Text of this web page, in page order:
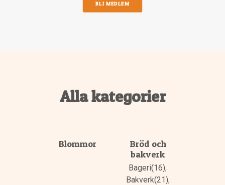
BLI MEDLEM
Alla kategorier
Blommor
Bröd och
bakverk
Bageri(16),
Bakverk(21),